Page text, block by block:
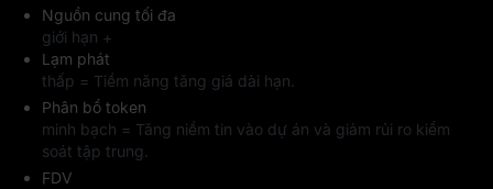
Nguồn cung tối đa
giới hạn +
Lạm phát
thấp = Tiềm năng tăng giá dài hạn.
Phân bổ token
minh bạch = Tăng niềm tin vào dự án và giảm rủi ro kiểm
soát tập trung.
FDV